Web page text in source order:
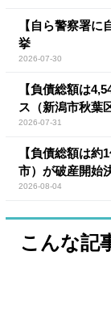
【自ら警察署
挙
2026-07-30
【負債総額は
ス（新潟市秋葉
2026-07-31
【負債総額は
市）が破産開始
2026-08-04
こんな記